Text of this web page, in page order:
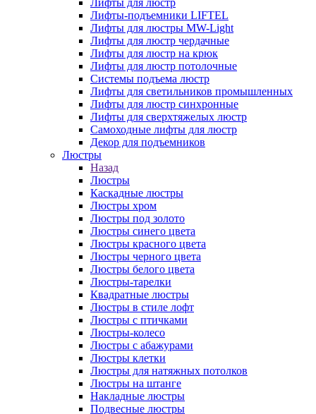
Лифты для люстр
Лифты-подъемники LIFTEL
Лифты для люстры MW-Light
Лифты для люстр чердачные
Лифты для люстр на крюк
Лифты для люстр потолочные
Системы подъема люстр
Лифты для светильников промышленных
Лифты для люстр синхронные
Лифты для сверхтяжелых люстр
Самоходные лифты для люстр
Декор для подъемников
Люстры
Назад
Люстры
Каскадные люстры
Люстры хром
Люстры под золото
Люстры синего цвета
Люстры красного цвета
Люстры черного цвета
Люстры белого цвета
Люстры-тарелки
Квадратные люстры
Люстры в стиле лофт
Люстры с птичками
Люстры-колесо
Люстры с абажурами
Люстры клетки
Люстры для натяжных потолков
Люстры на штанге
Накладные люстры
Подвесные люстры